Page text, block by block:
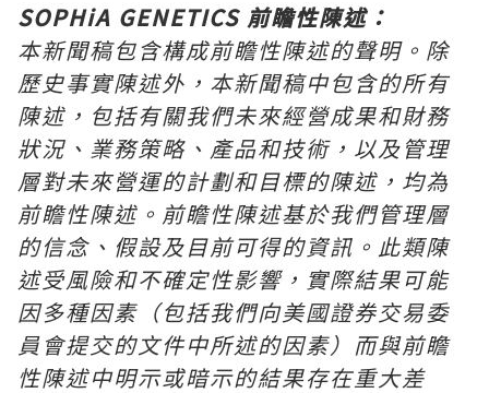
SOPHiA GENETICS 前瞻性陳述：
本新聞稿包含構成前瞻性陳述的聲明。除
歷史事實陳述外，本新聞稿中包含的所有
陳述，包括有關我們未來經營成果和財務
狀況、業務策略、產品和技術，以及管理
層對未來營運的計劃和目標的陳述，均為
前瞻性陳述。前瞻性陳述基於我們管理層
的信念、假設及目前可得的資訊。此類陳
述受風險和不確定性影響，實際結果可能
因多種因素（包括我們向美國證券交易委
員會提交的文件中所述的因素）而與前瞻
性陳述中明示或暗示的結果存在重大差